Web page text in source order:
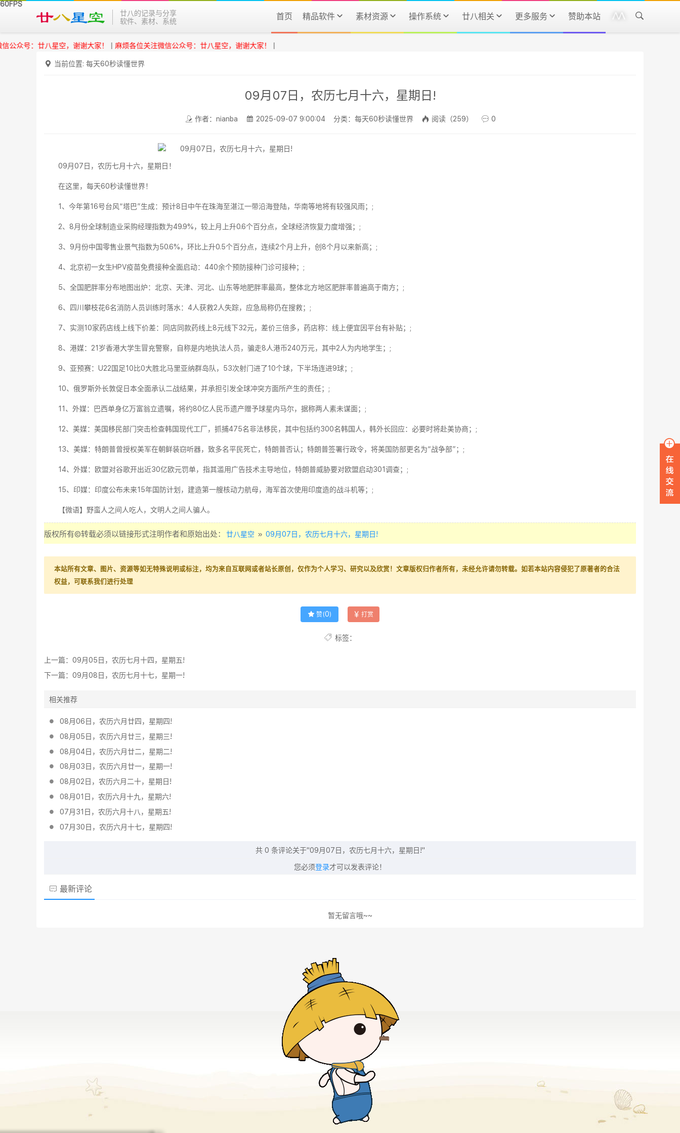
廿八的记录与分享
软件、素材、系统
首页 精品软件 素材资源 操作系统 廿八相关 更多服务 赞助本站
号：廿八星空，谢谢大家！|麻烦各位关注微信公众号：廿八星空，谢谢大家！|
当前位置: 每天60秒读懂世界
09月07日，农历七月十六，星期日!
作者：nianba 2025-09-07 9:00:04 分类：每天60秒读懂世界 阅读（259） 0
09月07日，农历七月十六，星期日！
在这里，每天60秒读懂世界！
1、今年第16号台风“塔巴”生成：预计8日中午在珠海至湛江一带沿海登陆，华南等地将有较强风雨；;
2、8月份全球制造业采购经理指数为49.9%，较上月上升0.6个百分点，全球经济恢复力度增强；;
3、9月份中国零售业景气指数为50.6%，环比上升0.5个百分点，连续2个月上升，创8个月以来新高；;
4、北京初一女生HPV疫苗免费接种全面启动：440余个预防接种门诊可接种；;
5、全国肥胖率分布地图出炉：北京、天津、河北、山东等地肥胖率最高，整体北方地区肥胖率普遍高于南方；;
6、四川攀枝花6名消防人员训练时落水：4人获救2人失踪，应急局称仍在搜救；;
7、实测10家药店线上线下价差：同店同款药线上8元线下32元，差价三倍多，药店称：线上便宜因平台有补贴；;
8、港媒：21岁香港大学生冒充警察，自称是内地执法人员，骗走8人港币240万元，其中2人为内地学生；;
9、亚预赛：U22国足10比0大胜北马里亚纳群岛队，53次射门进了10个球，下半场连进9球；;
10、俄罗斯外长敦促日本全面承认二战结果，并承担引发全球冲突方面所产生的责任；;
11、外媒：巴西单身亿万富翁立遗嘱，将约80亿人民币遗产赠予球星内马尔，据称两人素未谋面；;
12、美媒：美国移民部门突击检查韩国现代工厂，抓捕475名非法移民，其中包括约300名韩国人，韩外长回应：必要时将赴美协商；;
13、美媒：特朗普曾授权美军在朝鲜装窃听器，致多名平民死亡，特朗普否认；特朗普签署行政令，将美国防部更名为“战争部”；;
14、外媒：欧盟对谷歌开出近30亿欧元罚单，指其滥用广告技术主导地位，特朗普威胁要对欧盟启动301调查；;
15、印媒：印度公布未来15年国防计划，建造第一艘核动力航母，海军首次使用印度造的战斗机等；;
【微语】野蛮人之间人吃人，文明人之间人骗人。
版权所有©转载必须以链接形式注明作者和原始出处： 廿八星空 » 09月07日，农历七月十六，星期日!
本站所有文章、图片、资源等如无特殊说明或标注，均为来自互联网或者站长原创，仅作为个人学习、研究以及欣赏！文章版权归作者所有，未经允许请勿转载。如若本站内容侵犯了原著者的合法
权益，可联系我们进行处理
赞(0) 打赏
标签：
上一篇： 09月05日，农历七月十四，星期五!
下一篇： 09月08日，农历七月十七，星期一!
相关推荐
08月06日，农历六月廿四，星期四!
08月05日，农历六月廿三，星期三!
08月04日，农历六月廿二，星期二!
08月03日，农历六月廿一，星期一!
08月02日，农历六月二十，星期日!
08月01日，农历六月十九，星期六!
07月31日，农历六月十八，星期五!
07月30日，农历六月十七，星期四!
共 0 条评论关于"09月07日，农历七月十六，星期日!"
您必须登录才可以发表评论！
最新评论
暂无留言哦~~